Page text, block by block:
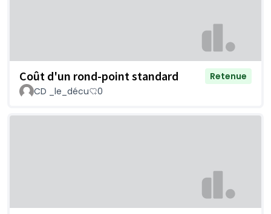
Coût d'un rond-point standard
Retenue
CD _le_décu
0